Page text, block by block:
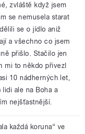
zvláště když jsem
se nemusela starat
se o jídlo aniž
a všechno co jsem
přišlo. Stačilo jen
mi to někdo přivezl
10 nádherných let,
ale na Boha a
nejšťastnější.
každá koruna“ ve